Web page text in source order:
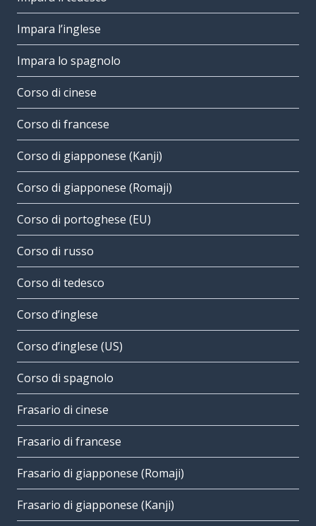
Impara l’inglese
Impara lo spagnolo
Corso di cinese
Corso di francese
Corso di giapponese (Kanji)
Corso di giapponese (Romaji)
Corso di portoghese (EU)
Corso di russo
Corso di tedesco
Corso d’inglese
Corso d’inglese (US)
Corso di spagnolo
Frasario di cinese
Frasario di francese
Frasario di giapponese (Romaji)
Frasario di giapponese (Kanji)